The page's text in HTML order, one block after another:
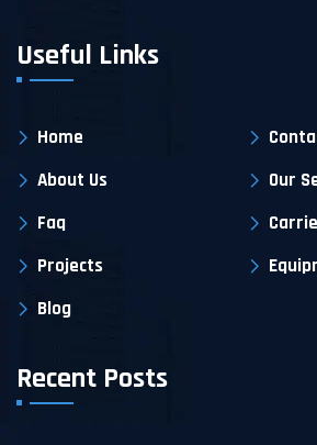
Useful Links
Home
About Us
Our
Faq
Projects
Blog
Recent Posts